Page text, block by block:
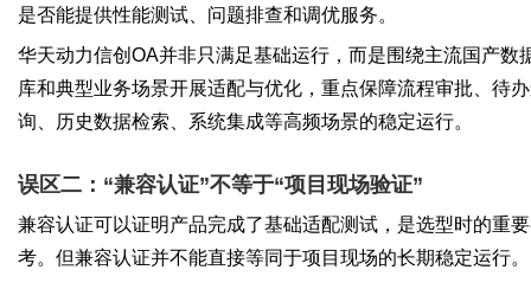
是否能提供性能测试、问题排查和调优服务。
华天动力信创OA并非只满足基础运行，而是围绕主流国产数
库和典型业务场景开展适配与优化，重点保障流程审批、待
询、历史数据检索、系统集成等高频场景的稳定运行。
误区二：“兼容认证”不等于“项目现场验证”
兼容认证可以证明产品完成了基础适配测试，是选型时的重
考。但兼容认证并不能直接等同于项目现场的长期稳定运行。